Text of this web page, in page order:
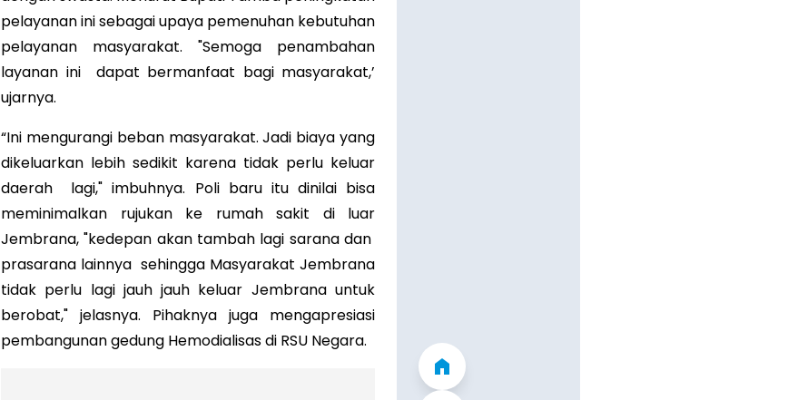
pelayanan ini sebagai upaya pemenuhan kebutuhan
pelayanan masyarakat. "Semoga penambahan
layanan ini dapat bermanfaat bagi masyarakat,’
ujarnya.
“Ini mengurangi beban masyarakat. Jadi biaya yang
dikeluarkan lebih sedikit karena tidak perlu keluar
daerah lagi," imbuhnya. Poli baru itu dinilai bisa
meminimalkan rujukan ke rumah sakit di luar
Jembrana, "kedepan akan tambah lagi sarana dan
prasarana lainnya sehingga Masyarakat Jembrana
tidak perlu lagi jauh jauh keluar Jembrana untuk
berobat," jelasnya. Pihaknya juga mengapresiasi
pembangunan gedung Hemodialisas di RSU Negara.